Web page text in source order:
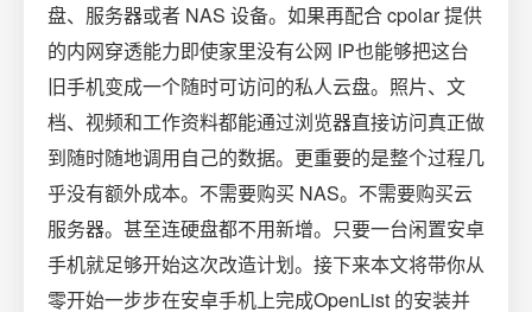
盘、服务器或者 NAS 设备。如果再配合 cpolar 提供
的内网穿透能力即使家里没有公网 IP也能够把这台
旧手机变成一个随时可访问的私人云盘。照片、文
档、视频和工作资料都能通过浏览器直接访问真正做
到随时随地调用自己的数据。更重要的是整个过程几
乎没有额外成本。不需要购买 NAS。不需要购买云
服务器。甚至连硬盘都不用新增。只要一台闲置安卓
手机就足够开始这次改造计划。接下来本文将带你从
零开始一步步在安卓手机上完成OpenList 的安装并